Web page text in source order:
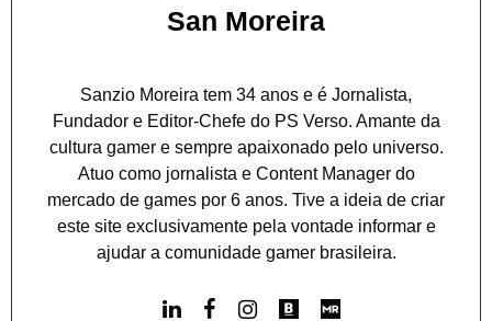
San Moreira
Sanzio Moreira tem 34 anos e é Jornalista,
Fundador e Editor-Chefe do PS Verso. Amante da
cultura gamer e sempre apaixonado pelo universo.
Atuo como jornalista e Content Manager do
mercado de games por 6 anos. Tive a ideia de criar
este site exclusivamente pela vontade informar e
ajudar a comunidade gamer brasileira.